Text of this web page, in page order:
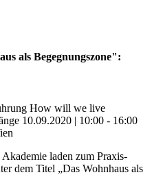
als Begegnungszone":
How will we live
10.09.2020 | 10:00 - 16:00
laden zum Praxis-
dem Titel „Das Wohnhaus als